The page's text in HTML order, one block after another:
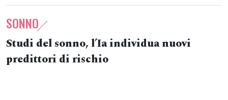
SONNO
Studi del sonno, l’Ia individua nuovi
predittori di rischio